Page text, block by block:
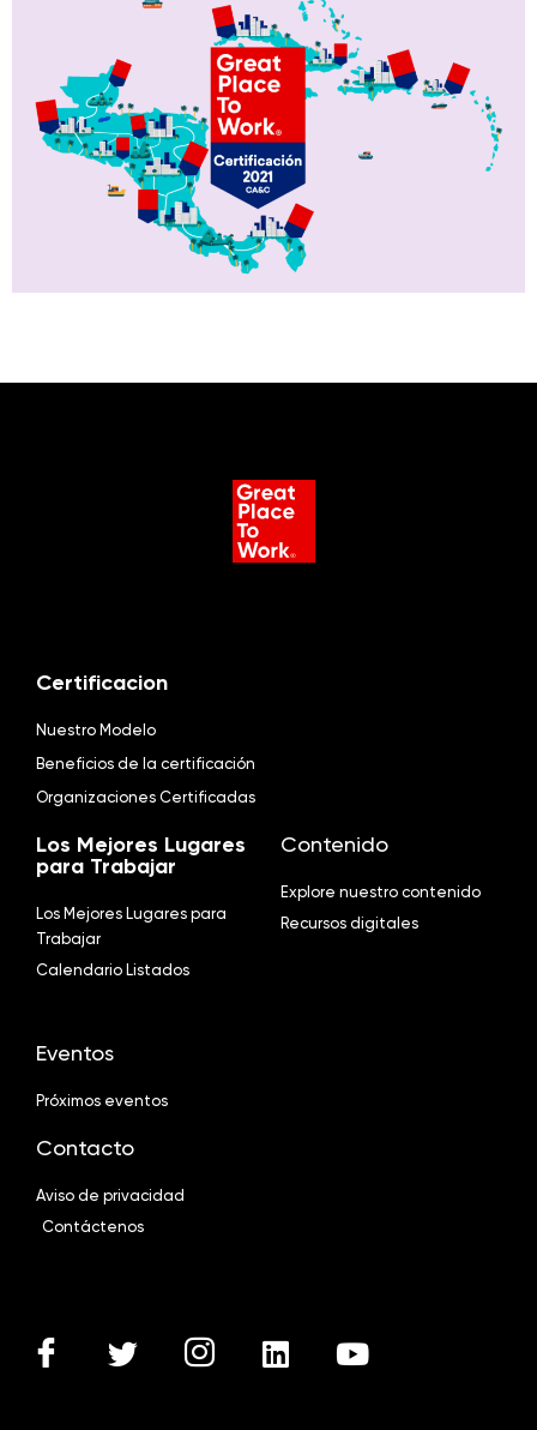
Certificacion
Nuestro Modelo
Beneficios de la certificación
Organizaciones Certificadas
Los Mejores Lugares
para Trabajar
Los Mejores Lugares para
Trabajar
Calendario Listados
Contenido
Explore nuestro contenido
Recursos digitales
Eventos
Próximos eventos
Contacto
Aviso de privacidad
Contáctenos